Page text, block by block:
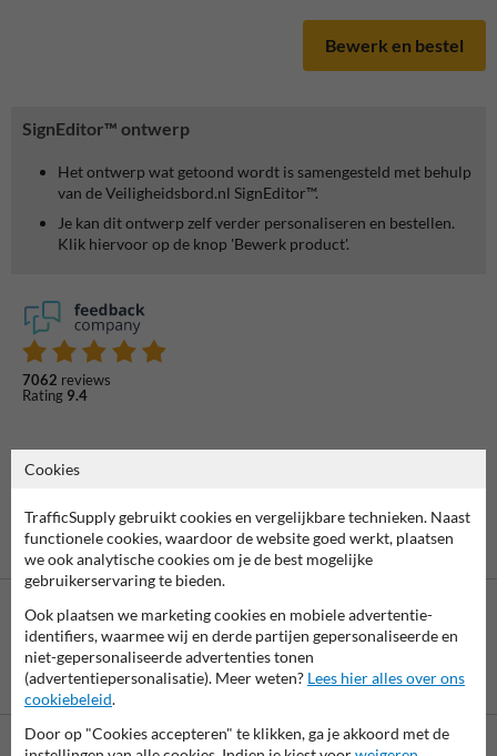
SignEditor™ ontwerp
Het ontwerp wat getoond wordt is samengesteld met behulp
van de Veiligheidsbord.nl SignEditor™.
Je kan dit ontwerp zelf verder personaliseren en bestellen.
Klik hiervoor op de knop 'Bewerk product'.
7062 reviews
Rating 9.4
Bewerk en bestel
Betaling achteraf
is mogelijk
Cookies
TrafficSupply gebruikt cookies en vergelijkbare technieken. Naast
functionele cookies, waardoor de website goed werkt, plaatsen
we ook analytische cookies om je de best mogelijke
gebruikerservaring te bieden.
Ook plaatsen we marketing cookies en mobiele advertentie-
identifiers, waarmee wij en derde partijen gepersonaliseerde en
niet-gepersonaliseerde advertenties tonen
(advertentiepersonalisatie). Meer weten? Lees hier alles over ons
cookiebeleid.
Door op "Cookies accepteren" te klikken, ga je akkoord met de